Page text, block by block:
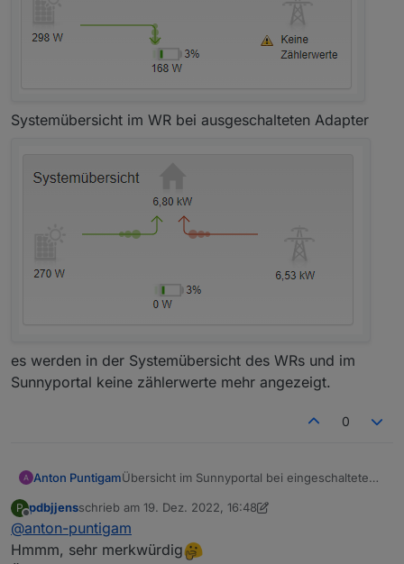
Systemübersicht im WR bei ausgeschalteten Adapter
es werden in der Systemübersicht des WRs und im
Sunnyportal keine zählerwerte mehr angezeigt.
0
Anton PuntigamÜbersicht im Sunnyportal bei eingeschalteten
P
Offline
pdbjjensschrieb am 19. Dez. 2022, 16:48
zuletzt editiert von pdbjjens
@anton-puntigam
Hmmm, sehr merkwürdig